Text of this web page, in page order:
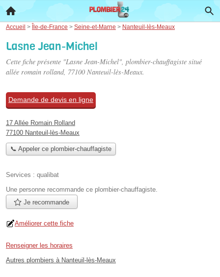
Accueil > Île-de-France > Seine-et-Marne > Nanteuil-lès-Meaux
Lasne Jean-Michel
Cette fiche présente "Lasne Jean-Michel", plombier-chauffagiste situé
allée romain rolland, 77100 Nanteuil-lès-Meaux.
Demande de devis en ligne
17 Allée Romain Rolland
77100 Nanteuil-lès-Meaux
📞 Appeler ce plombier-chauffagiste
Services : qualibat
Une personne recommande ce plombier-chauffagiste.
Je recommande
Améliorer cette fiche
Renseigner les horaires
Autres plombiers à Nanteuil-lès-Meaux